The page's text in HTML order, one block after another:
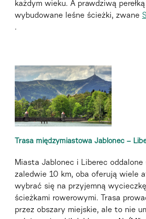
każdym wieku. A prawdziwą
wybudowane leśne ścieżki, zwane
.
Trasa międzymiastowa Jablonec –
Miasta Jablonec i Liberec oddalone
zaledwie 10 km, oba oferują wiele
wybrać się na przyjemną
ścieżkami rowerowymi. Trasa
przez obszary miejskie, ale to nie